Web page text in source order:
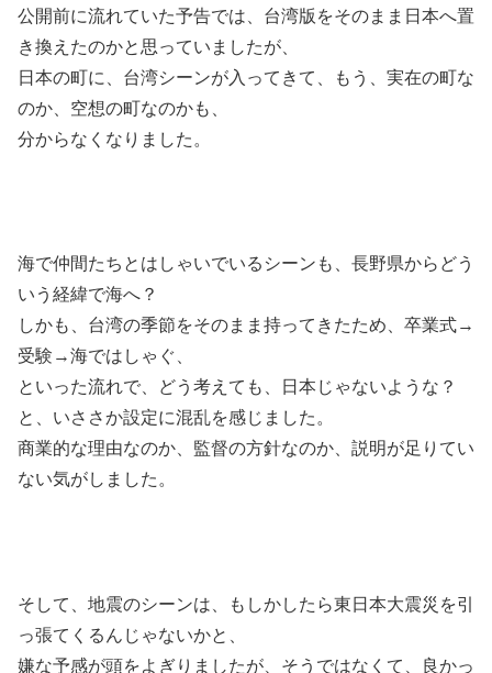
公開前に流れていた予告では、台湾版をそのまま日本へ置
き換えたのかと思っていましたが、
日本の町に、台湾シーンが入ってきて、もう、実在の町な
のか、空想の町なのかも、
分からなくなりました。
海で仲間たちとはしゃいでいるシーンも、長野県からどう
いう経緯で海へ？
しかも、台湾の季節をそのまま持ってきたため、卒業式→
受験→海ではしゃぐ、
といった流れで、どう考えても、日本じゃないような？
と、いささか設定に混乱を感じました。
商業的な理由なのか、監督の方針なのか、説明が足りてい
ない気がしました。
そして、地震のシーンは、もしかしたら東日本大震災を引
っ張てくるんじゃないかと、
嫌な予感が頭をよぎりましたが、そうではなくて、良かっ